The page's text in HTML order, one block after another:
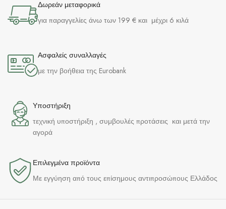
Δωρεάν μεταφορικά
για παραγγελίες άνω των 199 € και μέχρι 6 κιλά
Ασφαλείς συναλλαγές
με την βοήθεια της Eurobank
Υποστήριξη
τεχνική υποστήριξη , συμβουλές προτάσεις και μετά την
αγορά
Επιλεγμένα προϊόντα​
Με εγγύηση από τους επίσημους αντιπροσώπους Ελλάδος